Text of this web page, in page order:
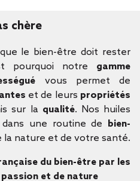
chère
le bien-être doit rester
pourquoi notre gamme
vous permet de
et de leurs propriétés
sur la qualité. Nos huiles
une routine de bien-
la nature et de votre santé.
du bien-être par les
et de nature